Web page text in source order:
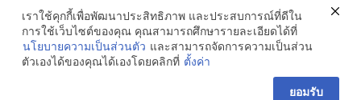
เราใช้คุกกี้เพื่อพัฒนาประสิทธิภาพ และประสบการณ์ที่ดีใน
การใช้เว็บไซต์ของคุณ คุณสามารถศึกษารายละเอียดได้ที่
นโยบายความเป็นส่วนตัว และสามารถจัดการความเป็นส่วน
ตัวเองได้ของคุณได้เองโดยคลิกที่ ตั้งค่า
ยอมรับ